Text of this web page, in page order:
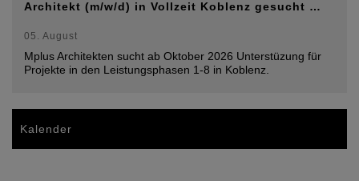
Architekt (m/w/d) in Vollzeit Koblenz gesucht …
05. August
Mplus Architekten sucht ab Oktober 2026 Unterstüzung für
Projekte in den Leistungsphasen 1-8 in Koblenz.
Kalender